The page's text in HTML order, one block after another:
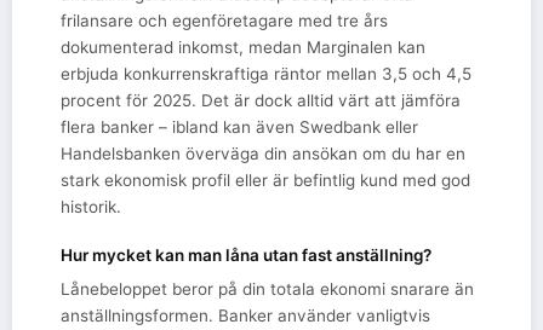
frilansare och egenföretagare med tre års
dokumenterad inkomst, medan Marginalen kan
erbjuda konkurrenskraftiga räntor mellan 3,5 och 4,5
procent för 2025. Det är dock alltid värt att jämföra
flera banker – ibland kan även Swedbank eller
Handelsbanken överväga din ansökan om du har en
stark ekonomisk profil eller är befintlig kund med god
historik.
Hur mycket kan man låna utan fast anställning?
Lånebeloppet beror på din totala ekonomi snarare än
anställningsformen. Banker använder vanligtvis